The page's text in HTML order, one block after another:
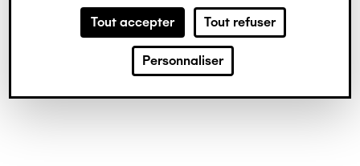
Tout accepter Tout refuser
Personnaliser
© Crédit photo : Nicolas Dewitte/LaM Lille
métropole musée d’art moderne d’art
contemporain et d’art brut